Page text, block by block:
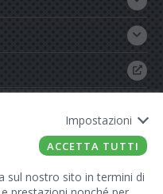
sul nostro sito in termini di
Impostazioni
ACCETTA TUTTI